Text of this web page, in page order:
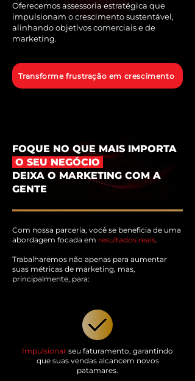
Oferecemos assessoria estratégica que
impulsionam o crescimento sustentável,
alinhando objetivos comerciais e de
marketing.
Transforme frustração em crescimento
FOQUE NO QUE MAIS IMPORTA
O SEU NEGÓCIO
DEIXA O MARKETING COM A
GENTE
Com nossa parceria, você se beneficia de uma
abordagem focada em resultados reais.
Trabalharemos não apenas para aumentar
suas métricas de marketing, mas,
principalmente, para:
Impulsionar seu faturamento, garantindo
que suas vendas alcancem novos
patamares.